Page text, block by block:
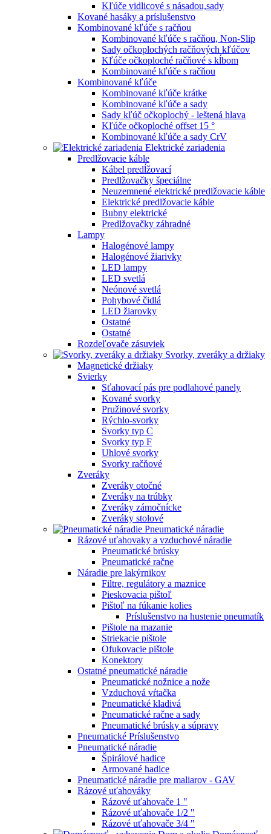
Kľúče vidlicové s násadou,sady
Kované hasáky a príslušenstvo
Kombinované kľúče s račňou
Kombinované kľúče s račňou, Non-Slip
Sady očkoplochých račňových kľúčov
Kľúče očkoploché račňové s kĺbom
Kombinované kľúče s račňou
Kombinované kľúče
Kombinované kľúče krátke
Kombinované kľúče a sady
Sady kľúč očkoplochý - leštená hlava
Kľúče očkoploché offset 15 °
Kombinované kľúče a sady CrV
Elektrické zariadenia
Predlžovacie káble
Kábel predĺžovací
Predlžovačky špeciálne
Neuzemnené elektrické predlžovacie káble
Elektrické predlžovacie káble
Bubny elektrické
Predlžovačky záhradné
Lampy
Halogénové lampy
Halogénové žiarivky
LED lampy
LED svetlá
Neónové svetlá
Pohybové čidlá
LED žiarovky
Ostatné
Ostatné
Rozdeľovače zásuviek
Svorky, zveráky a držiaky
Magnetické držiaky
Svierky
Sťahovací pás pre podlahové panely
Kované svorky
Pružinové svorky
Rýchlo-svorky
Svorky typ C
Svorky typ F
Uhlové svorky
Svorky račňové
Zveráky
Zveráky otočné
Zveráky na trúbky
Zveráky zámočnícke
Zveráky stolové
Pneumatické náradie
Rázové uťahovaky a vzduchové náradie
Pneumatické brúsky
Pneumatické račne
Náradie pre lakýrnikov
Filtre, regulátory a maznice
Pieskovacia pištoľ
Pištoľ na fúkanie kolies
Príslušenstvo na hustenie pneumatík
Pištole na mazanie
Striekacie pištole
Ofukovacie pištole
Konektory
Ostatné pneumatické náradie
Pneumatické nožnice a nože
Vzduchová vŕtačka
Pneumatické kladivá
Pneumatické račne a sady
Pneumatické brúsky a súpravy
Pneumatické Príslušenstvo
Pneumatické náradie
Špirálové hadice
Armované hadice
Pneumatické náradie pre maliarov - GAV
Rázové uťahováky
Rázové uťahovače 1 "
Rázové uťahovače 1/2 "
Rázové uťahovače 3/4 "